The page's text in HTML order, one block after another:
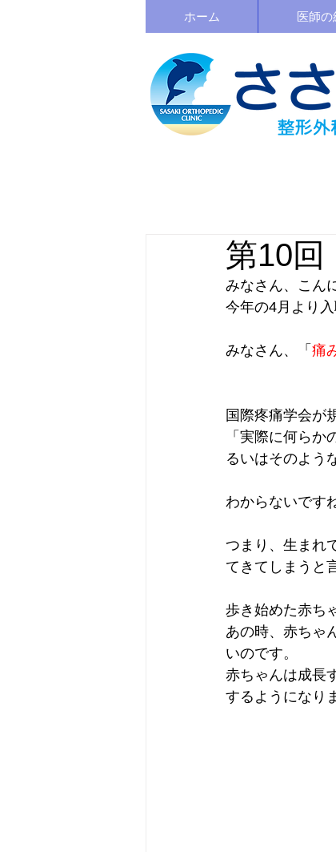
ホーム 医師の
第10回
みなさん、こん
今年の4月より
みなさん、「 痛
国際疼痛学会が
「実際に何ら
るいはそのよう
わからないです
つまり、生まれ
てきてしまうと
歩き始めた赤ち
あの時、赤ちゃ
いのです。
赤ちゃんは成長
するようになり